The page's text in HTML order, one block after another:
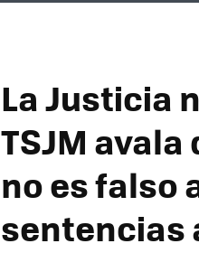
La Justicia
TSJM
no es falso
sentencias